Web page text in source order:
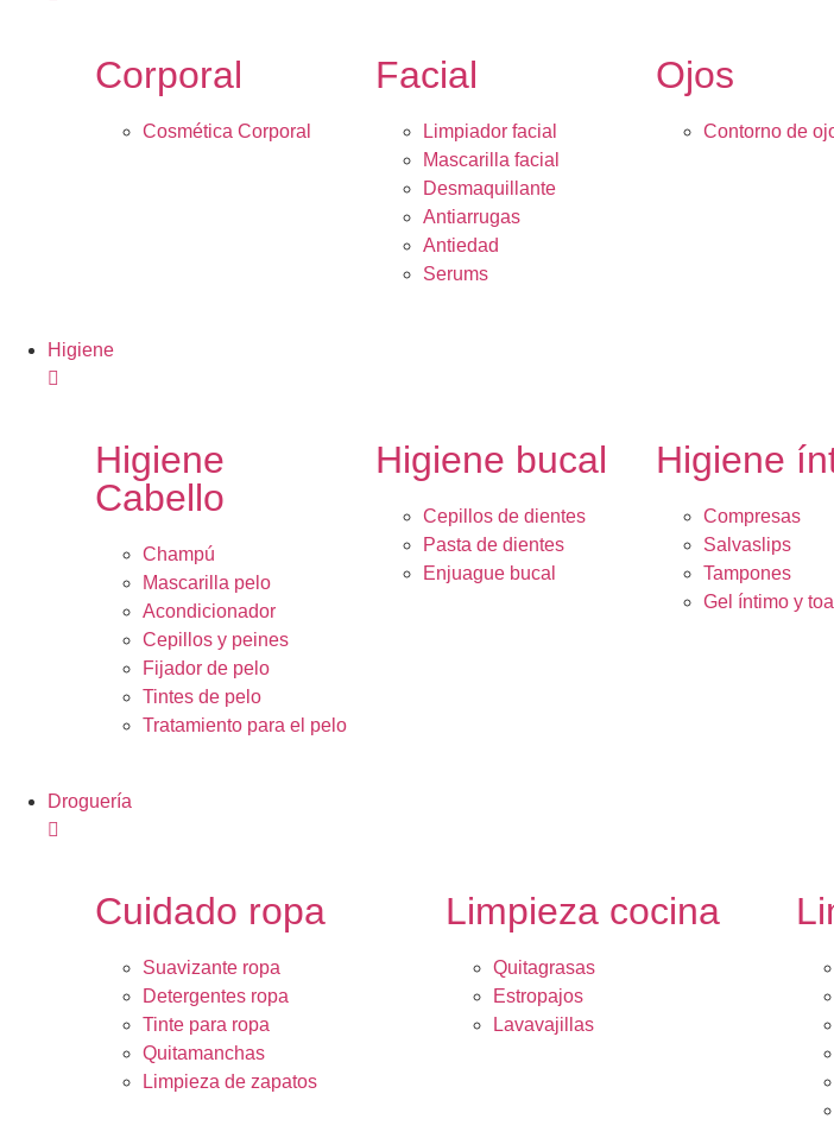
Corporal
Cosmética Corporal
Facial
Limpiador facial
Mascarilla facial
Desmaquillante
Antiarrugas
Antiedad
Serums
Ojos
Contorno de
Higiene
Higiene
Cabello
Champú
Mascarilla pelo
Acondicionador
Cepillos y peines
Fijador de pelo
Tintes de pelo
Tratamiento para el pelo
Higiene bucal
Cepillos de dientes
Pasta de dientes
Enjuague bucal
Higiene
Compresas
Salvaslips
Tampones
Gel íntimo y
Droguería
Cuidado ropa
Suavizante ropa
Detergentes ropa
Tinte para ropa
Quitamanchas
Limpieza de zapatos
Limpieza cocina
Quitagrasas
Estropajos
Lavavajillas